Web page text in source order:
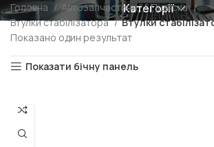
Категорії
Головна Автозапчастини
Підвіска
Втулки стабілізатора
Втулки
Показано один результат
Показати бічну панель